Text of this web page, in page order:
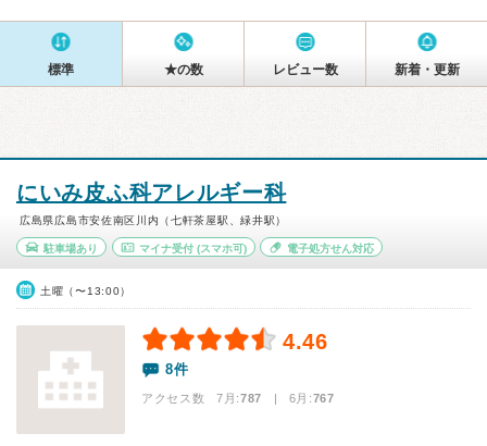
標準 ★の数 レビュー数 新着・更新
にいみ皮ふ科アレルギー科
広島県広島市安佐南区川内（七軒茶屋駅、緑井駅）
駐車場あり マイナ受付(スマホ可) 電子処方せん対応
土曜（〜13:00）
4.46
8件
アクセス数 7月:787 | 6月:767